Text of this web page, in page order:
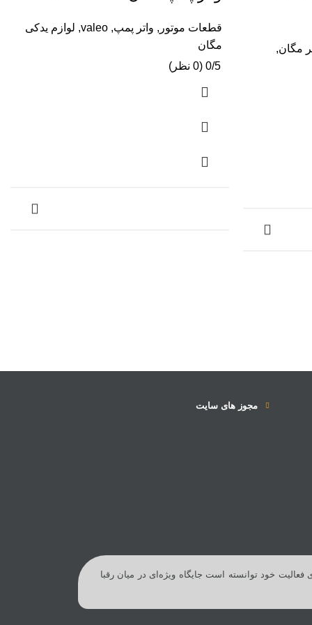
مگان,
قطعات موتور , واتر پمپ,
valeo
, لوازم یدکی
مگان
0/5 (0 نظر)
مجوز های سایت
خود توانسته است جایگاه ویژه‌ای در میان رقبا